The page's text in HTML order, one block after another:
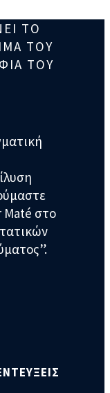
ΤΟ
ΤΟΥ
ΤΟΥ
Maté στο